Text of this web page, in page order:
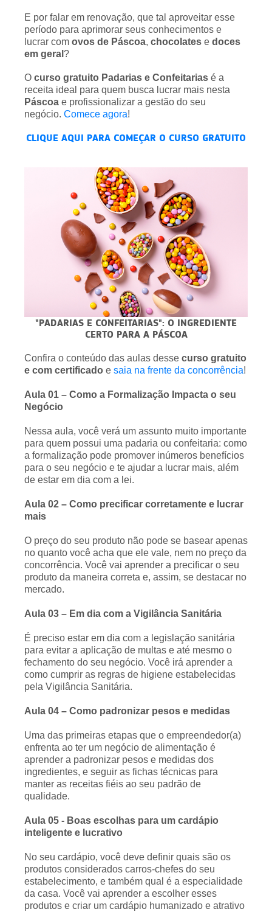
E por falar em renovação, que tal aproveitar esse
período para aprimorar seus conhecimentos e
lucrar com ovos de Páscoa, chocolates e doces
em geral ?
O curso gratuito Padarias e Confeitarias é a
receita ideal para quem busca lucrar mais nesta
Páscoa e profissionalizar a gestão do seu
negócio. Comece agora!
CLIQUE AQUI PARA COMEÇAR O CURSO GRATUITO
"PADARIAS E CONFEITARIAS": O INGREDIENTE
CERTO PARA A PÁSCOA
Confira o conteúdo das aulas desse curso gratuito
e com certificado e saia na frente da concorrência!
Aula 01 – Como a Formalização Impacta o seu
Negócio
Nessa aula, você verá um assunto muito importante
para quem possui uma padaria ou confeitaria: como
a formalização pode promover inúmeros benefícios
para o seu negócio e te ajudar a lucrar mais, além
de estar em dia com a lei.
Aula 02 – Como precificar corretamente e lucrar
mais
O preço do seu produto não pode se basear apenas
no quanto você acha que ele vale, nem no preço da
concorrência. Você vai aprender a precificar o seu
produto da maneira correta e, assim, se destacar no
mercado.
Aula 03 – Em dia com a Vigilância Sanitária
É preciso estar em dia com a legislação sanitária
para evitar a aplicação de multas e até mesmo o
fechamento do seu negócio. Você irá aprender a
como cumprir as regras de higiene estabelecidas
pela Vigilância Sanitária.
Aula 04 – Como padronizar pesos e medidas
Uma das primeiras etapas que o empreendedor(a)
enfrenta ao ter um negócio de alimentação é
aprender a padronizar pesos e medidas dos
ingredientes, e seguir as fichas técnicas para
manter as receitas fiéis ao seu padrão de
qualidade.
Aula 05 - Boas escolhas para um cardápio
inteligente e lucrativo
No seu cardápio, você deve definir quais são os
produtos considerados carros-chefes do seu
estabelecimento, e também qual é a especialidade
da casa. Você vai aprender a escolher esses
produtos e criar um cardápio humanizado e atrativo